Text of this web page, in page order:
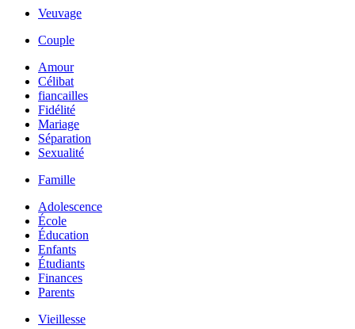
Veuvage
Couple
Amour
Célibat
fiancailles
Fidélité
Mariage
Séparation
Sexualité
Famille
Adolescence
École
Éducation
Enfants
Étudiants
Finances
Parents
Vieillesse